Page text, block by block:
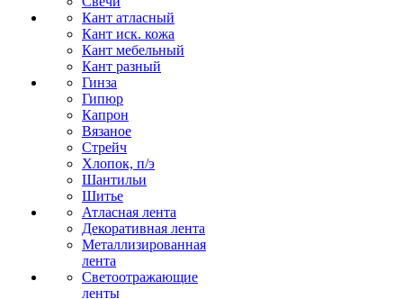
Кант атласный
Кант иск. кожа
Кант мебельный
Кант разный
Гинза
Гипюр
Капрон
Вязаное
Стрейч
Хлопок, п/э
Шантильи
Шитье
Атласная лента
Декоративная лента
Металлизированная
лента
Светоотражающие
ленты